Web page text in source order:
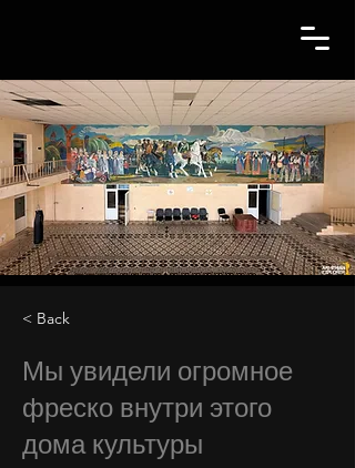
< Back
Мы увидели огромное
фреско внутри этого
дома культуры